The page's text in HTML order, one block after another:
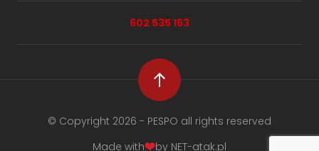
602 535 163
© Copyright 2026 - PESPO all rights reserved
Made with
by NET-atak.pl